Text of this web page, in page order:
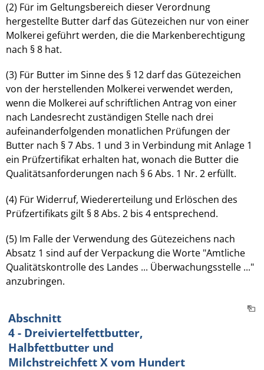
(2) Für im Geltungsbereich dieser Verordnung
hergestellte Butter darf das Gütezeichen nur von einer
Molkerei geführt werden, die die Markenberechtigung
nach § 8 hat.
(3) Für Butter im Sinne des § 12 darf das Gütezeichen
von der herstellenden Molkerei verwendet werden,
wenn die Molkerei auf schriftlichen Antrag von einer
nach Landesrecht zuständigen Stelle nach drei
aufeinanderfolgenden monatlichen Prüfungen der
Butter nach § 7 Abs. 1 und 3 in Verbindung mit Anlage 1
ein Prüfzertifikat erhalten hat, wonach die Butter die
Qualitätsanforderungen nach § 6 Abs. 1 Nr. 2 erfüllt.
(4) Für Widerruf, Wiedererteilung und Erlöschen des
Prüfzertifikats gilt § 8 Abs. 2 bis 4 entsprechend.
(5) Im Falle der Verwendung des Gütezeichens nach
Absatz 1 sind auf der Verpackung die Worte "Amtliche
Qualitätskontrolle des Landes ... Überwachungsstelle ..."
anzubringen.
Abschnitt
4 - Dreiviertelfettbutter,
Halbfettbutter und
Milchstreichfett X vom Hundert